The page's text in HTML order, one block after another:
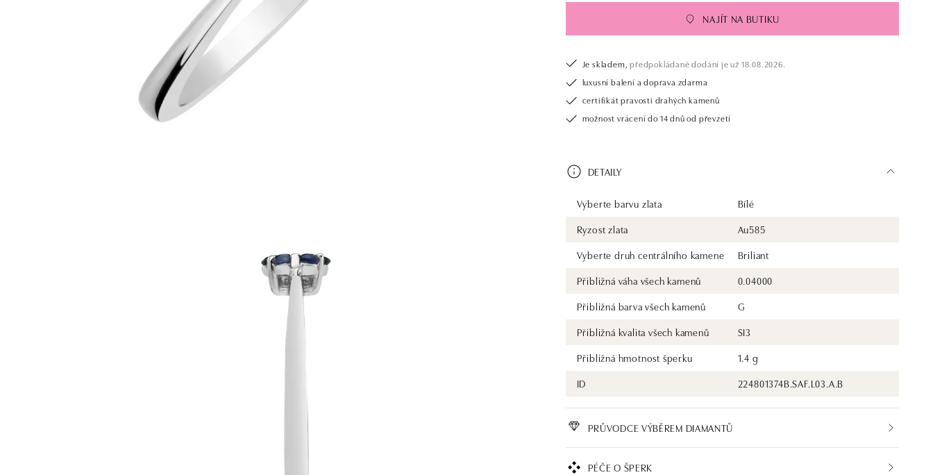
NAJÍT NA BUTIKU
Je skladem, předpokládané dodání je už 18.08.2026.
luxusní balení a doprava zdarma
certifikát pravosti drahých kamenů
možnost vrácení do 14 dnů od převzetí
DETAILY
Vyberte barvu zlata
Bílé
Ryzost zlata
Au585
Vyberte druh centrálního kamene
Briliant
Přibližná váha všech kamenů
0.04000
Přibližná barva všech kamenů
G
Přibližná kvalita všech kamenů
SI3
Přibližná hmotnost šperku
1.4 g
ID
224801374B.SAF.L03.A.B
PRŮVODCE VÝBĚREM DIAMANTŮ
PÉČE O ŠPERK